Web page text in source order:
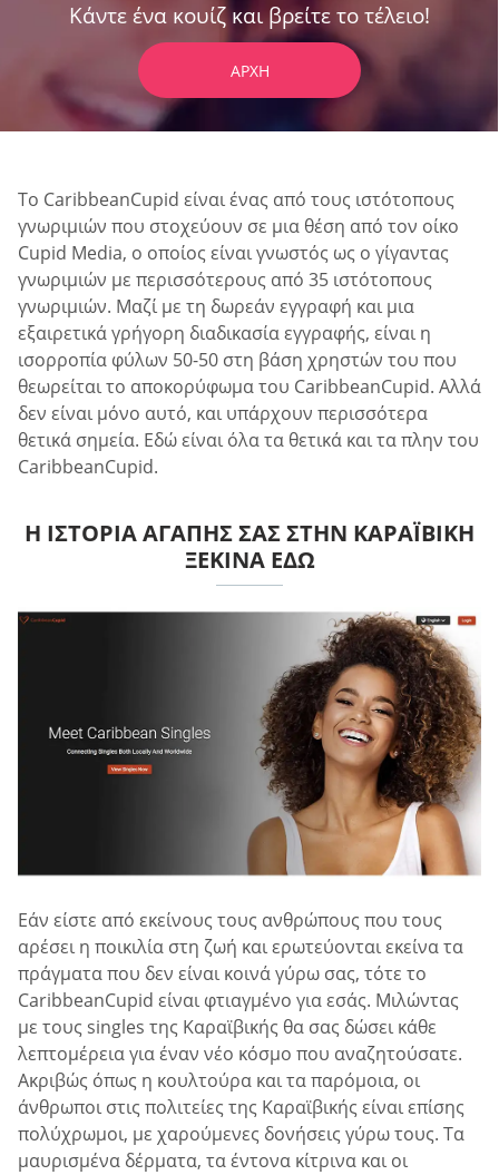
Κάντε ένα κουίζ και βρείτε το τέλειο!
ΑΡΧΉ
Το CaribbeanCupid είναι ένας από τους ιστότοπους
γνωριμιών που στοχεύουν σε μια θέση από τον οίκο
Cupid Media, ο οποίος είναι γνωστός ως ο γίγαντας
γνωριμιών με περισσότερους από 35 ιστότοπους
γνωριμιών. Μαζί με τη δωρεάν εγγραφή και μια
εξαιρετικά γρήγορη διαδικασία εγγραφής, είναι η
ισορροπία φύλων 50-50 στη βάση χρηστών του που
θεωρείται το αποκορύφωμα του CaribbeanCupid. Αλλά
δεν είναι μόνο αυτό, και υπάρχουν περισσότερα
θετικά σημεία. Εδώ είναι όλα τα θετικά και τα πλην του
CaribbeanCupid.
Η ΙΣΤΟΡΊΑ ΑΓΆΠΗΣ ΣΑΣ ΣΤΗΝ ΚΑΡΑΪΒΙΚΉ
ΞΕΚΙΝΆ ΕΔΏ
Εάν είστε από εκείνους τους ανθρώπους που τους
αρέσει η ποικιλία στη ζωή και ερωτεύονται εκείνα τα
πράγματα που δεν είναι κοινά γύρω σας, τότε το
CaribbeanCupid είναι φτιαγμένο για εσάς. Μιλώντας
με τους singles της Καραϊβικής θα σας δώσει κάθε
λεπτομέρεια για έναν νέο κόσμο που αναζητούσατε.
Ακριβώς όπως η κουλτούρα και τα παρόμοια, οι
άνθρωποι στις πολιτείες της Καραϊβικής είναι επίσης
πολύχρωμοι, με χαρούμενες δονήσεις γύρω τους. Τα
μαυρισμένα δέρματα, τα έντονα κίτρινα και οι